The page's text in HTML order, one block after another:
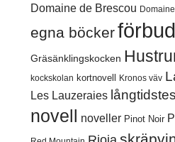
Domaine de Brescou
egna böckerförbud
Gräsänklingskocken
kockskolan kortnovell Kronos väv
Les Lauzeraies
novell noveller Pinot Noir